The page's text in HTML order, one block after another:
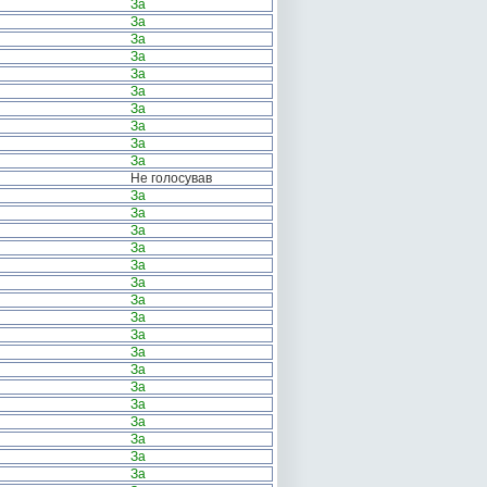
За
За
За
За
За
За
За
За
За
За
Не голосував
За
За
За
За
За
За
За
За
За
За
За
За
За
За
За
За
За